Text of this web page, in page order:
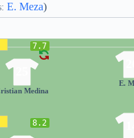
E. Meza)
E.
8.2
7.7
Medina